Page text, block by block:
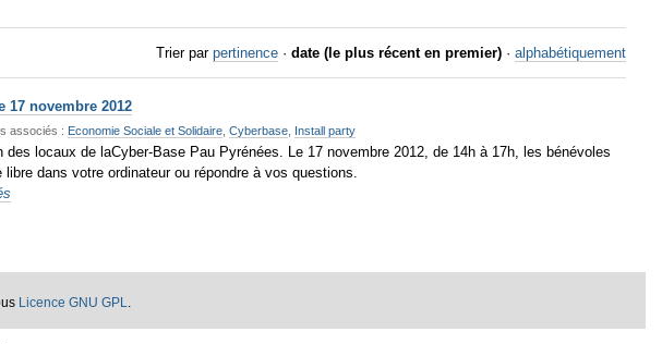
Trier par pertinence · date (le plus récent en premier) · alphabétiquement
17 novembre 2012
associés : Economie Sociale et Solidaire ,Cyberbase Install party
locaux de laCyber-Base Pau Pyrénées. Le 17 novembre 2012, de 14h à 17h, les bénévoles
dans votre ordinateur ou répondre à vos questions.
Licence GNU GPL.